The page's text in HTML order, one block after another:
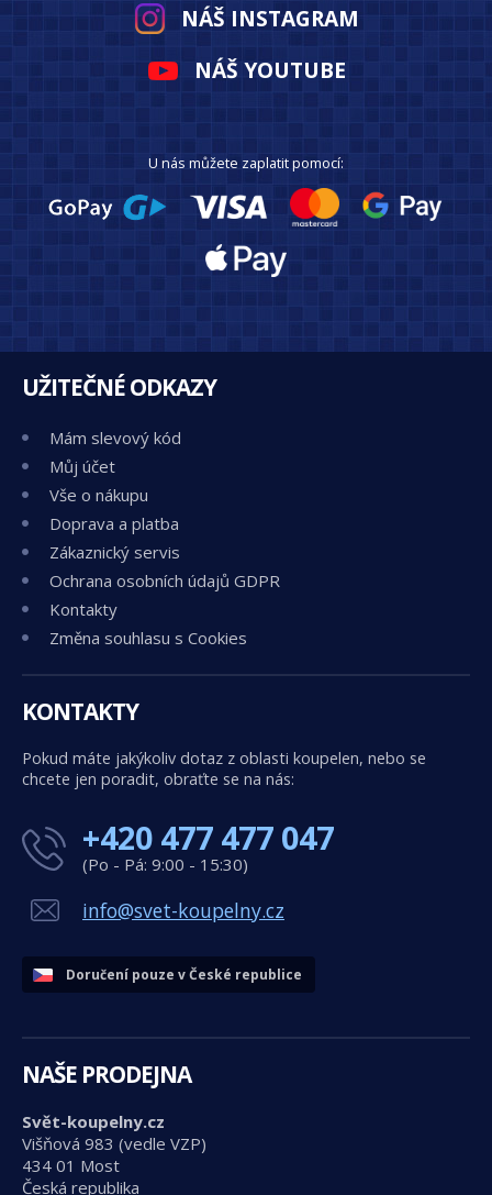
NÁŠ INSTAGRAM
NÁŠ YOUTUBE
U nás můžete zaplatit pomocí:
UŽITEČNÉ ODKAZY
Mám slevový kód
Můj účet
Vše o nákupu
Doprava a platba
Zákaznický servis
Ochrana osobních údajů GDPR
Kontakty
Změna souhlasu s Cookies
KONTAKTY
Pokud máte jakýkoliv dotaz z oblasti koupelen, nebo se
chcete jen poradit, obraťte se na nás:
+420 477 477 047
(Po - Pá: 9:00 - 15:30)
info@svet-koupelny.cz
Doručení pouze v České republice
NAŠE PRODEJNA
Svět-koupelny.cz
Višňová 983 (vedle VZP)
434 01 Most
Česká republika